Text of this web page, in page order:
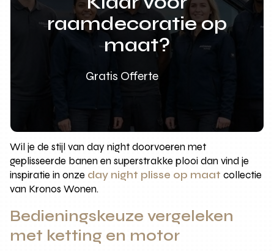
raamdecoratie op
maat?
Gratis Offerte
Wil je de stijl van day night doorvoeren met
geplisseerde banen en superstrakke plooi dan vind je
inspiratie in onze day night plisse op maat collectie
van Kronos Wonen.
Bedieningskeuze vergeleken
met ketting en motor